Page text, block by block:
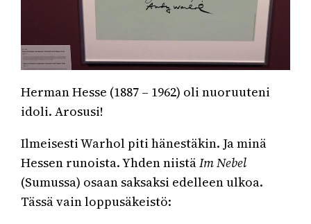
Herman Hesse (1887 – 1962) oli nuoruuteni
idoli. Arosusi!
Ilmeisesti Warhol piti hänestäkin. Ja minä
Hessen runoista. Yhden niistäIm Nebel
(Sumussa) osaan saksaksi edelleen ulkoa.
Tässä vain loppusäkeistö: